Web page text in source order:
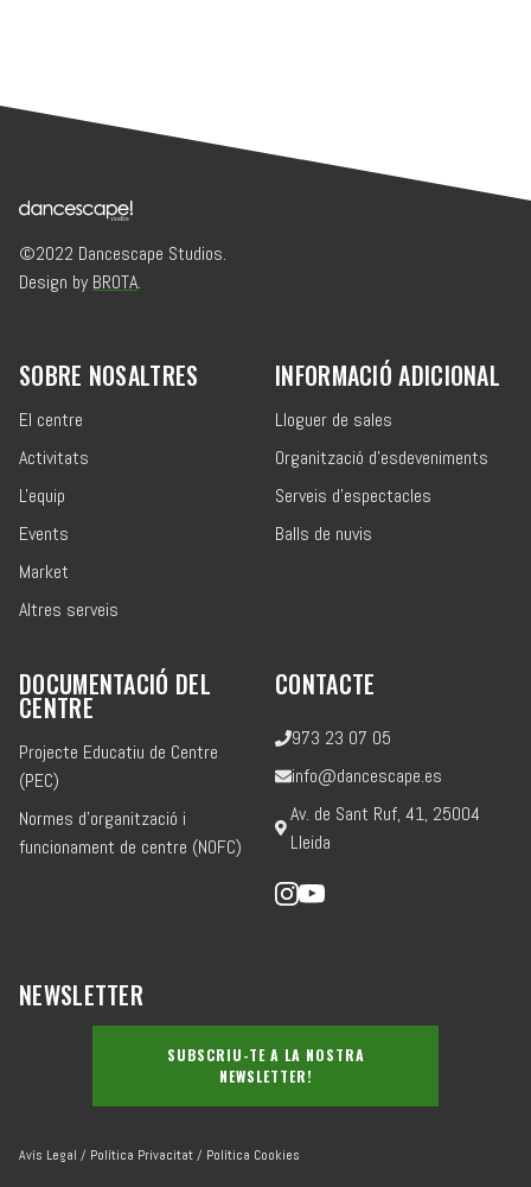
©2022 Dancescape Studios.
Design by BROTA.
SOBRE NOSALTRES
El centre
Activitats
L'equip
Events
Market
Altres serveis
INFORMACIÓ ADICIONAL
Lloguer de sales
Organització d'esdeveniments
Serveis d'espectacles
Balls de nuvis
CONTACTE
973 23 07 05
info@dancescape.es
Av. de Sant Ruf, 41, 25004
Lleida
Avís Legal / Política Privacitat/ Política Cookies
DOCUMENTACIÓ DEL
CENTRE
Projecte Educatiu de Centre
(PEC)
Normes d'organització i
funcionament de centre (NOFC)
NEWSLETTER
SUBSCRIU-TE A LA NOSTRA
NEWSLETTER!